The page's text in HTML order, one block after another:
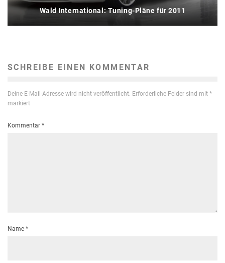
Wald International: Tuning-Pläne für 2011
SCHREIBE EINEN KOMMENTAR
Deine E-Mail-Adresse wird nicht veröffentlicht. Erforderliche Felder sind mit *
markiert
Kommentar *
Name *